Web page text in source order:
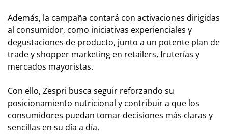
Además, la campaña contará con activaciones dirigidas
al consumidor, como iniciativas experienciales y
degustaciones de producto, junto a un potente plan de
trade y shopper marketing en retailers, fruterías y
mercados mayoristas.
Con ello, Zespri busca seguir reforzando su
posicionamiento nutricional y contribuir a que los
consumidores puedan tomar decisiones más claras y
sencillas en su día a día.